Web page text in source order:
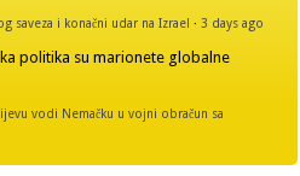
saveza i konačni udar na Izrael ·3 days ago
politika su marionete globalne
vodi Nemačku u vojni obračun sa